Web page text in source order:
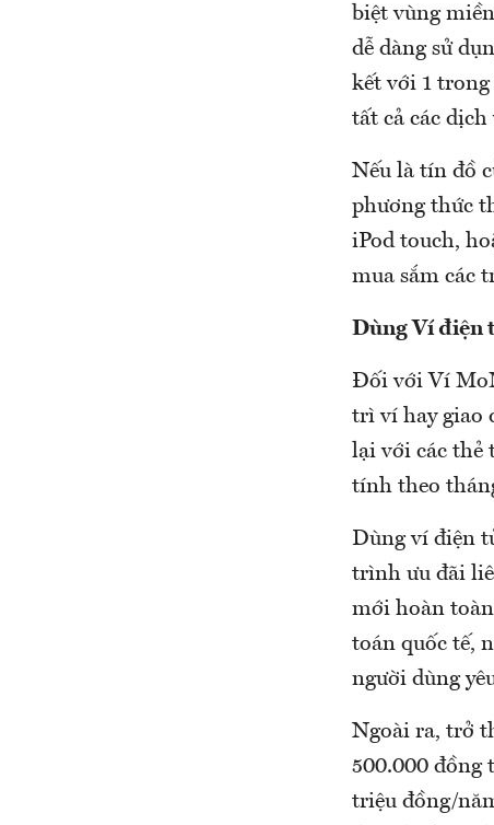
biệt vùng
dễ dàng sử
kết với 1
tất cả các
Nếu là tín đồ
phương thức
iPod touch,
mua sắm các
Dùng Ví điện
Đối với Ví
trì ví hay giao
lại với các thẻ
tính theo
Dùng ví điện
trình ưu đãi
mới hoàn
toán quốc tế,
người dùng
Ngoài ra, trở
500.000 đồng
triệu đồng/